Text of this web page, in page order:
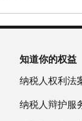
知道你的权益
纳税人权利法
纳税人辩护服